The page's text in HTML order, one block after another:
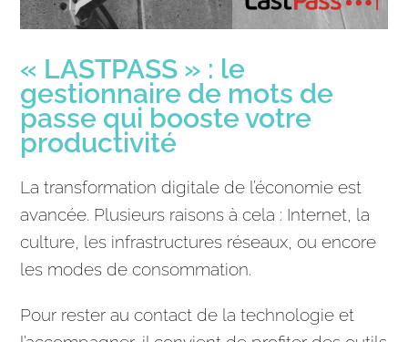
« LASTPASS » : le
gestionnaire de mots de
passe qui booste votre
productivité
La transformation digitale de l’économie est
avancée. Plusieurs raisons à cela : Internet, la
culture, les infrastructures réseaux, ou encore
les modes de consommation.
Pour rester au contact de la technologie et